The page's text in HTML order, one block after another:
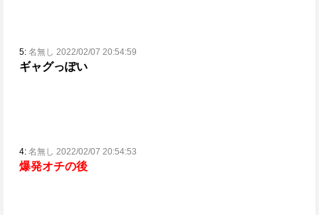
5: 名無し 2022/02/07 20:54:59
ギャグっぽい
4: 名無し 2022/02/07 20:54:53
爆発オチの後